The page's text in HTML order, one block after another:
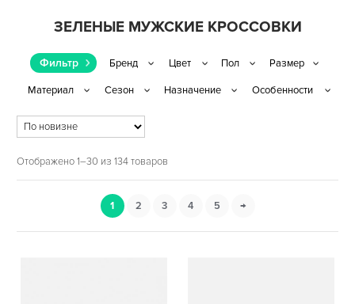
ЗЕЛЕНЫЕ МУЖСКИЕ КРОССОВКИ
Фильтр
Отображено 1–30 из 134 товаров
1 2 3 4 5 →